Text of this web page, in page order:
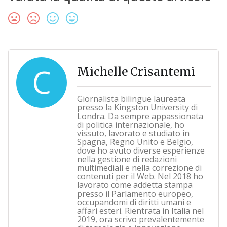
C Michelle Crisantemi
Giornalista bilingue laureata
presso la Kingston University di
Londra. Da sempre appassionata
di politica internazionale, ho
vissuto, lavorato e studiato in
Spagna, Regno Unito e Belgio,
dove ho avuto diverse esperienze
nella gestione di redazioni
multimediali e nella correzione di
contenuti per il Web. Nel 2018 ho
lavorato come addetta stampa
presso il Parlamento europeo,
occupandomi di diritti umani e
affari esteri. Rientrata in Italia nel
2019, ora scrivo prevalentemente